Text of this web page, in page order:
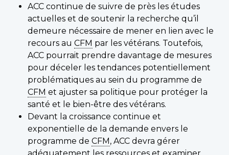
ACC continue de suivre de près les études
actuelles et de soutenir la recherche qu’il
demeure nécessaire de mener en lien avec le
recours au CFM par les vétérans. Toutefois,
ACC pourrait prendre davantage de mesures
pour déceler les tendances potentiellement
problématiques au sein du programme de
CFM et ajuster sa politique pour protéger la
santé et le bien-être des vétérans.
Devant la croissance continue et
exponentielle de la demande envers le
programme de CFM , ACC devra gérer